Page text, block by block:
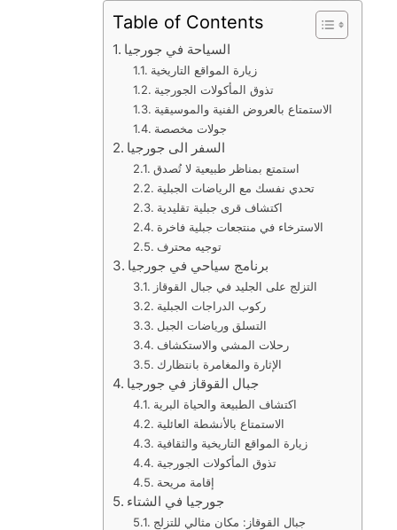
Table of Contents
السياحة في جورجيا
زيارة المواقع التاريخية
تذوق المأكولات الجورجية
الاستمتاع بالعروض الفنية والموسيقية
جولات مخصصة
السفر الى جورجيا
استمتع بمناظر طبيعية لا تُصدق
تحدي نفسك مع الرياضات الجبلية
اكتشاف قرى جبلية تقليدية
الاسترخاء في منتجعات جبلية فاخرة
توجيه محترف
برنامج سياحي في جورجيا
التزلج على الجليد في جبال القوقاز
ركوب الدراجات الجبلية
التسلق ورياضات الجبل
رحلات المشي والاستكشاف
الإثارة والمغامرة بانتظارك
جبال القوقاز في جورجيا
اكتشاف الطبيعة والحياة البرية
الاستمتاع بالأنشطة العائلية
زيارة المواقع التاريخية والثقافية
تذوق المأكولات الجورجية
إقامة مريحة
جورجيا في الشتاء
جبال القوقاز: مكان مثالي للتزلج